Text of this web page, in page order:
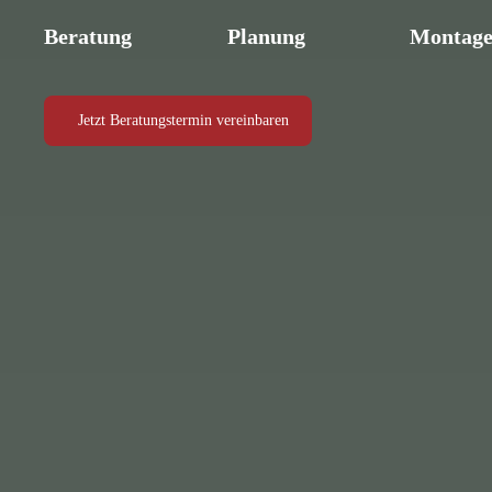
Beratung Planung
Jetzt Beratungstermin vereinbaren